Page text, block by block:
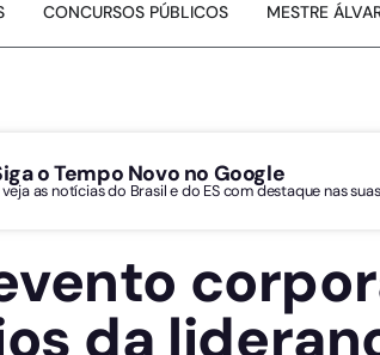
CONCURSOS PÚBLICOS MESTRE
o Tempo Novo no Google
veja as notícias do Brasil e do ES com destaque nas
da